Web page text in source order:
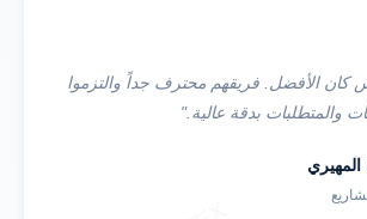
كان الأفضل. فريقهم محترف جداً والتزموا
والمتطلبات بدقة عالية."